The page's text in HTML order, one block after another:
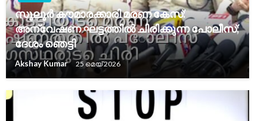
സൂലൂർ കൗമാരക്കാരി മരണ കേസ്:
അന്വേഷണ ഘട്ടത്തിൽ ചിരിക്കുന്ന പോലീസ്;
ദേശം ഞെട്ടി
Akshay Kumar 25 മെയ്‌ 2026